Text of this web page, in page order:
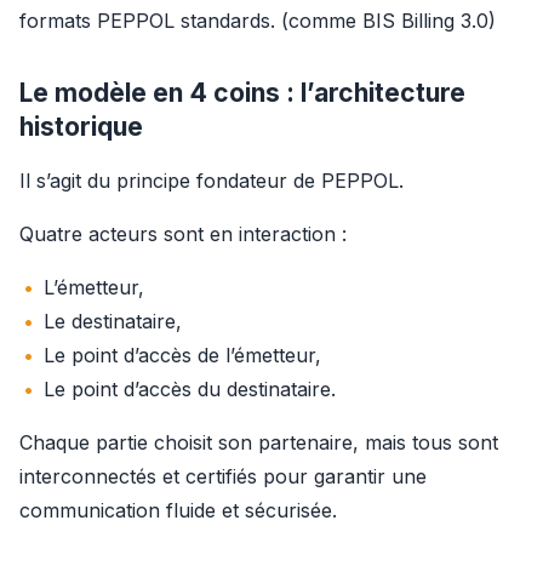
formats PEPPOL standards. (comme BIS Billing 3.0)
Le modèle en 4 coins : l’architecture
historique
Il s’agit du principe fondateur de PEPPOL.
Quatre acteurs sont en interaction :
L’émetteur,
Le destinataire,
Le point d’accès de l’émetteur,
Le point d’accès du destinataire.
Chaque partie choisit son partenaire, mais tous sont
interconnectés et certifiés pour garantir une
communication fluide et sécurisée.